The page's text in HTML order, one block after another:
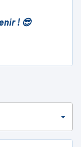
! 😎